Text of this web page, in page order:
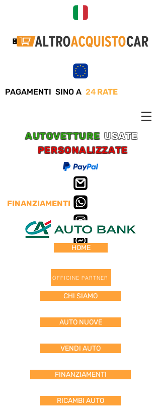
PAGAMENTI SINO A 24 RATE
AUTOVETTUREUSATE
PERSONALIZZATE
FINANZIAMENTI
HOME
OFFICINE PARTNER
CHI SIAMO
AUTO NUOVE
VENDI AUTO
FINANZIAMENTI
RICAMBI AUTO